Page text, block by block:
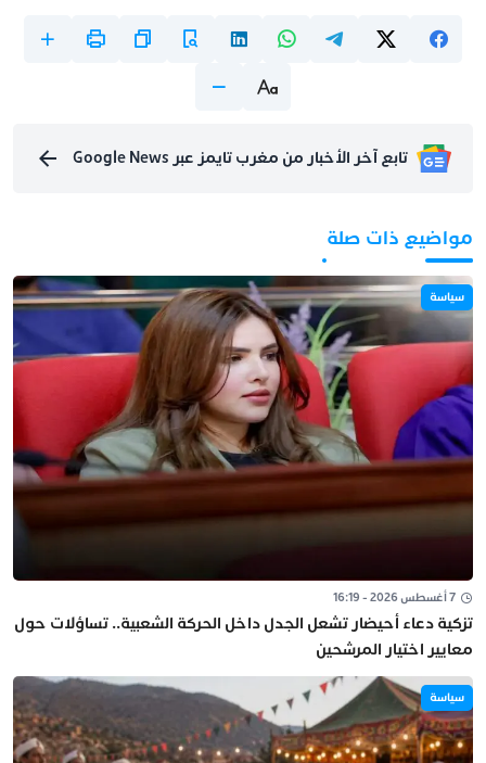
تابع آخر الأخبار من مغرب تايمز عبر Google News
مواضيع ذات صلة
سياسة
7 أغسطس 2026 - 16:19
تزكية دعاء أحيضار تشعل الجدل داخل الحركة الشعبية.. تساؤلات حول
معايير اختيار المرشحين
سياسة